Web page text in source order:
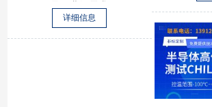
详细信息